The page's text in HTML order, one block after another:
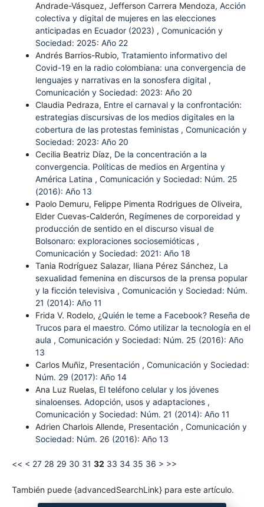
Andrade-Vásquez, Jefferson Carrera Mendoza, Acción
colectiva y digital de mujeres en las elecciones
anticipadas en Ecuador (2023) , Comunicación y
Sociedad: 2025: Año 22
Andrés Barrios-Rubio, Tratamiento informativo del
Covid-19 en la radio colombiana: una convergencia de
lenguajes y narrativas en la sonosfera digital ,
Comunicación y Sociedad: 2023: Año 20
Claudia Pedraza, Entre el carnaval y la confrontación:
estrategias discursivas de los medios digitales en la
cobertura de las protestas feministas , Comunicación y
Sociedad: 2023: Año 20
Cecilia Beatriz Díaz, De la concentración a la
convergencia. Políticas de medios en Argentina y
América Latina , Comunicación y Sociedad: Núm. 25
(2016): Año 13
Paolo Demuru, Felippe Pimenta Rodrigues de Oliveira,
Elder Cuevas-Calderón, Regímenes de corporeidad y
producción de sentido en el discurso visual de
Bolsonaro: exploraciones sociosemióticas ,
Comunicación y Sociedad: 2021: Año 18
Tania Rodríguez Salazar, Iliana Pérez Sánchez, La
sexualidad femenina en discursos de la prensa popular
y la ficción televisiva , Comunicación y Sociedad: Núm.
21 (2014): Año 11
Frida V. Rodelo, ¿Quién le teme a Facebook? Reseña de
Trucos para el maestro. Cómo utilizar la tecnología en el
aula , Comunicación y Sociedad: Núm. 25 (2016): Año
13
Carlos Muñiz, Presentación , Comunicación y Sociedad:
Núm. 29 (2017): Año 14
Ana Luz Ruelas, El teléfono celular y los jóvenes
sinaloenses. Adopción, usos y adaptaciones ,
Comunicación y Sociedad: Núm. 21 (2014): Año 11
Adrien Charlois Allende, Presentación , Comunicación y
Sociedad: Núm. 26 (2016): Año 13
<< < 27 28 29 30 31 32 33 34 35 36 > >>
También puede {advancedSearchLink} para este artículo.